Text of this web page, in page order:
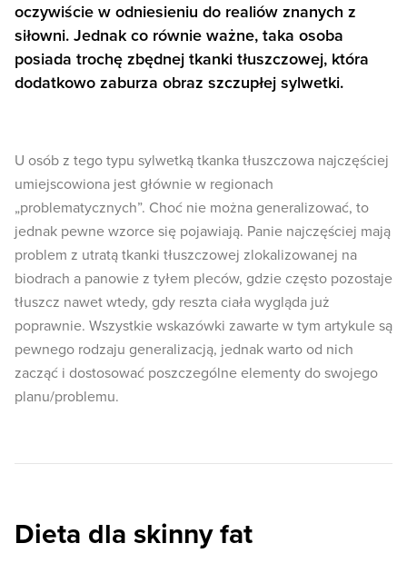
oczywiście w odniesieniu do realiów znanych z
siłowni. Jednak co równie ważne, taka osoba
posiada trochę zbędnej tkanki tłuszczowej, która
dodatkowo zaburza obraz szczupłej sylwetki.
U osób z tego typu sylwetką tkanka tłuszczowa najczęściej
umiejscowiona jest głównie w regionach
„problematycznych”. Choć nie można generalizować, to
jednak pewne wzorce się pojawiają. Panie najczęściej mają
problem z utratą tkanki tłuszczowej zlokalizowanej na
biodrach a panowie z tyłem pleców, gdzie często pozostaje
tłuszcz nawet wtedy, gdy reszta ciała wygląda już
poprawnie. Wszystkie wskazówki zawarte w tym artykule są
pewnego rodzaju generalizacją, jednak warto od nich
zacząć i dostosować poszczególne elementy do swojego
planu/problemu.
Dieta dla skinny fat